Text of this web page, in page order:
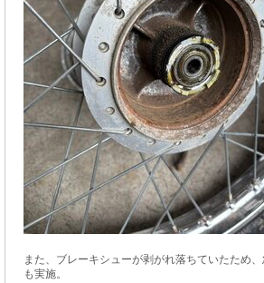
また、ブレーキシューが剥がれ落ちていたため
も実施。